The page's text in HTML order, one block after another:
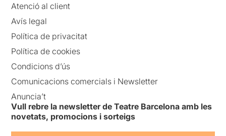
Atenció al client
Avís legal
Política de privacitat
Política de cookies
Condicions d’ús
Comunicacions comercials i Newsletter
Anuncia’t
Vull rebre la newsletter de Teatre Barcelona amb les
novetats, promocions i sorteigs